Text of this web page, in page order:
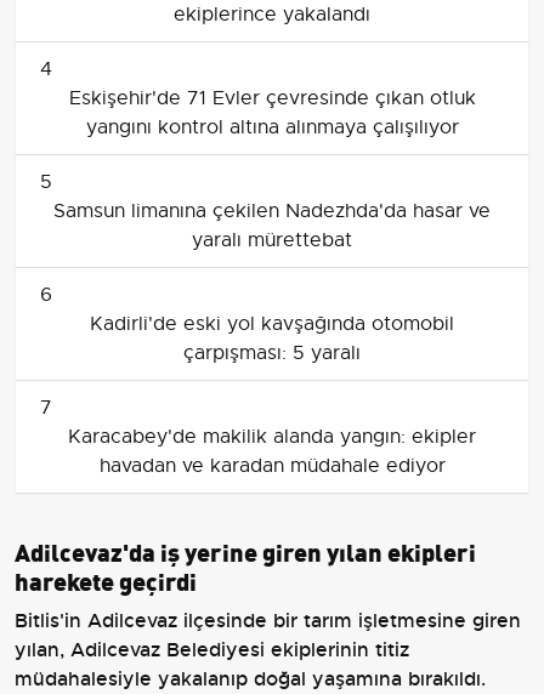
ekiplerince yakalandı
4
Eskişehir'de 71 Evler çevresinde çıkan otluk
yangını kontrol altına alınmaya çalışılıyor
5
Samsun limanına çekilen Nadezhda'da hasar ve
yaralı mürettebat
6
Kadirli'de eski yol kavşağında otomobil
çarpışması: 5 yaralı
7
Karacabey'de makilik alanda yangın: ekipler
havadan ve karadan müdahale ediyor
Adilcevaz'da iş yerine giren yılan ekipleri
harekete geçirdi
Bitlis'in Adilcevaz ilçesinde bir tarım işletmesine giren
yılan, Adilcevaz Belediyesi ekiplerinin titiz
müdahalesiyle yakalanıp doğal yaşamına bırakıldı.